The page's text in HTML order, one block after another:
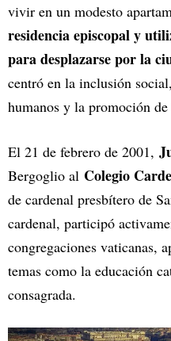
vivir en un modesto
residencia episcopal y
para desplazarse por la
centró en la inclusión
humanos y la promoción
El 21 de febrero de 2001,
Bergoglio al Colegio
de cardenal presbítero de
cardenal, participó
congregaciones vaticanas,
temas como la educación
consagrada.